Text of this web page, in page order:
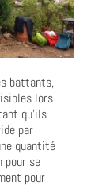
battants,
lors
qu’ils
par
quantité
pour se
pour